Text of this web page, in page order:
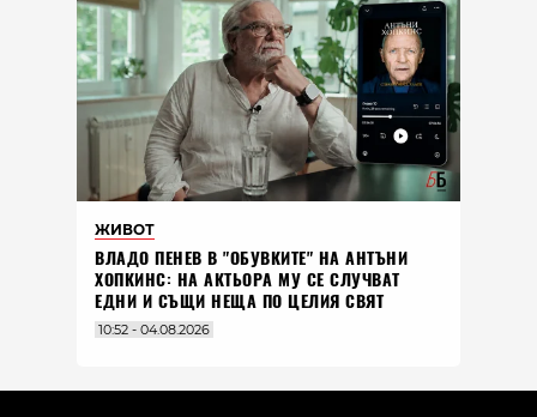
ЖИВОТ
ВЛАДO ПЕНЕВ В "ОБУВКИТЕ" НА АНТЪНИ
ХОПКИНС: НА АКТЬОРА МУ СЕ СЛУЧВАТ
ЕДНИ И СЪЩИ НЕЩА ПО ЦЕЛИЯ СВЯТ
10:52 - 04.08.2026